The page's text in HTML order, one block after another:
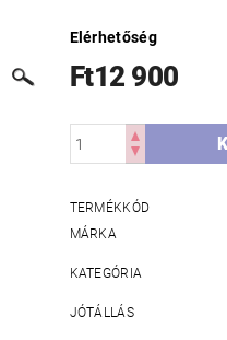
Elérhetőség
Ft12 900
TERMÉKKÓD
MÁRKA
KATEGÓRIA
JÓTÁLLÁS